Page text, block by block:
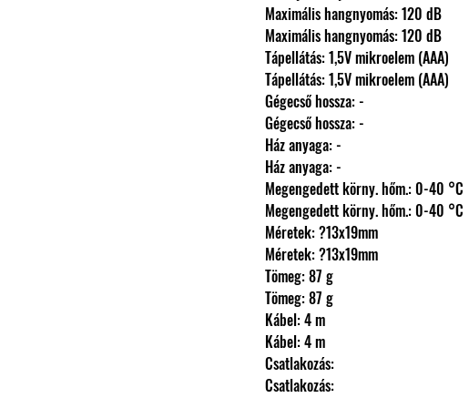
                Maximális hangnyomás: 120 dB
                Maximális hangnyomás: 120 dB
                Tápellátás: 1,5V mikroelem (AAA)
                Tápellátás: 1,5V mikroelem (AAA)
                Gégecső hossza: -
                Gégecső hossza: -
                Ház anyaga: -
                Ház anyaga: -
                Megengedett körny. hőm.: 0-40 °C
                Megengedett körny. hőm.: 0-40 °C
                Méretek: ?13x19mm
                Méretek: ?13x19mm
                Tömeg: 87 g
                Tömeg: 87 g
                Kábel: 4 m
                Kábel: 4 m
                Csatlakozás:
                Csatlakozás: